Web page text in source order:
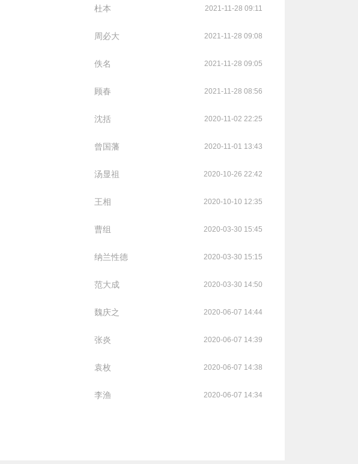
杜本 2021-11-28 09:11
周必大 2021-11-28 09:08
佚名 2021-11-28 09:05
顾春 2021-11-28 08:56
沈括 2020-11-02 22:25
曾国藩 2020-11-01 13:43
汤显祖 2020-10-26 22:42
王相 2020-10-10 12:35
曹组 2020-03-30 15:45
纳兰性德 2020-03-30 15:15
范大成 2020-03-30 14:50
魏庆之 2020-06-07 14:44
张炎 2020-06-07 14:39
袁枚 2020-06-07 14:38
李渔 2020-06-07 14:34